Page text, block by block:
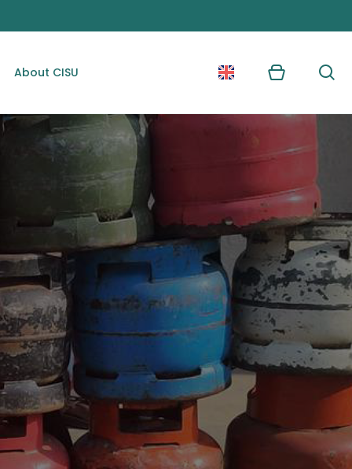
About CISU Kurv Søg